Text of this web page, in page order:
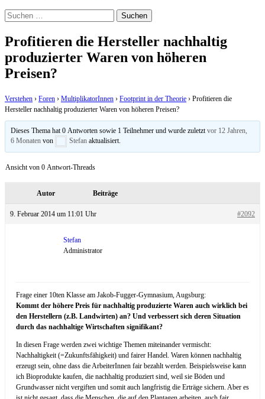
Suchen
nach:
Profitieren die Hersteller nachhaltig
produzierter Waren von höheren
Preisen?
Verstehen › Foren › MultiplikatorInnen › Footprint in der Theorie › Profitieren die
Hersteller nachhaltig produzierter Waren von höheren Preisen?
Dieses Thema hat 0 Antworten sowie 1 Teilnehmer und wurde zuletztvor 12 Jahren,
6 Monaten von Stefan aktualisiert.
Ansicht von 0 Antwort-Threads
Autor Beiträge
9. Februar 2014 um 11:01 Uhr #2092
Stefan
Administrator
Frage einer 10ten Klasse am Jakob-Fugger-Gymnasium, Augsburg:
Kommt der höhere Preis für nachhaltig produzierte Waren auch wirklich bei
den Herstellern (z.B. Landwirten) an? Und verbessert sich deren Situation
durch das nachhaltige Wirtschaften signifikant?
In diesen Frage werden zwei wichtige Themen miteinander vermischt:
Nachhaltigkeit (=Zukunftsfähigkeit) und fairer Handel. Waren können nachhaltig
erzeugt sein, ohne dass die ArbeiterInnen fair bezahlt werden. Beispielsweise kann
ich Bioprodukte kaufen, die nachhaltig produziert sind, weil sie Böden und
Grundwasser nicht vergiften und somit auch langfristig die Erträge sichern. Aber es